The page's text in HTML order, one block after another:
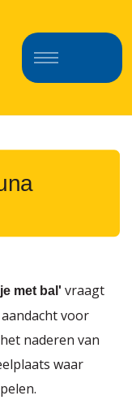
met bal' vraagt
voor
naderen van
waar